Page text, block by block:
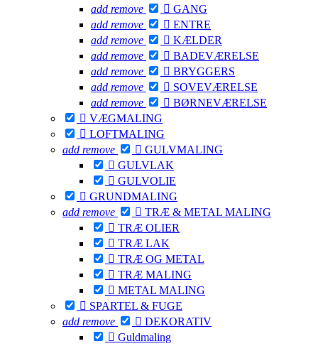
add remove  GANG
add remove  ENTRE
add remove  KÆLDER
add remove  BADEVÆRELSE
add remove  BRYGGERS
add remove  SOVEVÆRELSE
add remove  BØRNEVÆRELSE
 VÆGMALING
 LOFTMALING
add remove  GULVMALING
 GULVLAK
 GULVOLIE
 GRUNDMALING
add remove  TRÆ & METAL MALING
 TRÆ OLIER
 TRÆ LAK
 TRÆ OG METAL
 TRÆ MALING
 METAL MALING
 SPARTEL & FUGE
add remove  DEKORATIV
 Guldmaling